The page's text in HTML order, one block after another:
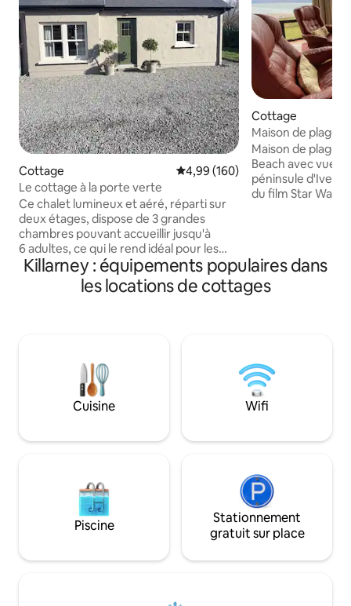
Cottage Évaluation moyenne sur la
4,99 (160)
Le cottage à la porte verte
Ce chalet lumineux et aéré, réparti sur
deux étages, dispose de 3 grandes
chambres pouvant accueillir jusqu'à
6 adultes, ce qui le rend idéal pour les
couples, les petits groupes ou les
familles. La propriété a été entièrement
rénovée pour inclure une nouvelle
logement. Nouveau toit à lattes qui a
remplacé le toit de chaume d'origine.
Grandes pelouses à l'avant et à l'arrière
où les enfants peuvent jouer en toute
détendre dans la sérénité du jardin.
Cottage
Maison de plage
Inch Co Kerry.
Maison de plage
Beach avec vue
péninsule
du film Star
de Dingle et
Reeks.
panoramiques.
l'entrée. Veuillez
indiqués sur la
Killarney : équipements populaires dans
les locations de cottages
Cuisine Wifi
Piscine
Stationnement
gratuit sur place